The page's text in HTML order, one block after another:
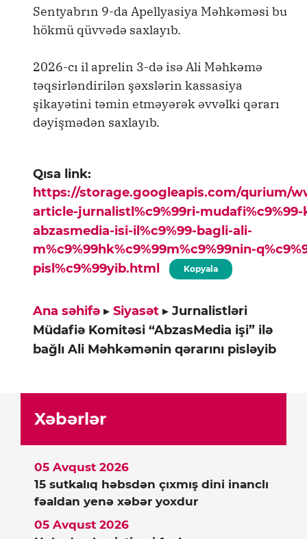
Sentyabrın 9-da Apellyasiya Məhkəməsi bu
hökmü qüvvədə saxlayıb.
2026-cı il aprelin 3-də isə Ali Məhkəmə
təqsirləndirilən şəxslərin kassasiya
şikayətini təmin etməyərək əvvəlki qərarı
dəyişmədən saxlayıb.
Qısa link:
https://storage.googleapis.com/qurium/
article-jurnalistl%c9%99ri-
abzasmedia-isi-il%c9%99-bagli-ali-
m%c9%99hk%c9%99m%c9%99nin-
pisl%c9%99yib.html
Kopyala
Ana səhifə ▸ Siyasət ▸ Jurnalistləri
Müdafiə Komitəsi “AbzasMedia işi” ilə
bağlı Ali Məhkəmənin qərarını pisləyib
Xəbərlər
15 sutkalıq həbsdən çıxmış dini inanclı
fəaldan yenə xəbər yoxdur
05 Avqust 2026
05 Avqust 2026